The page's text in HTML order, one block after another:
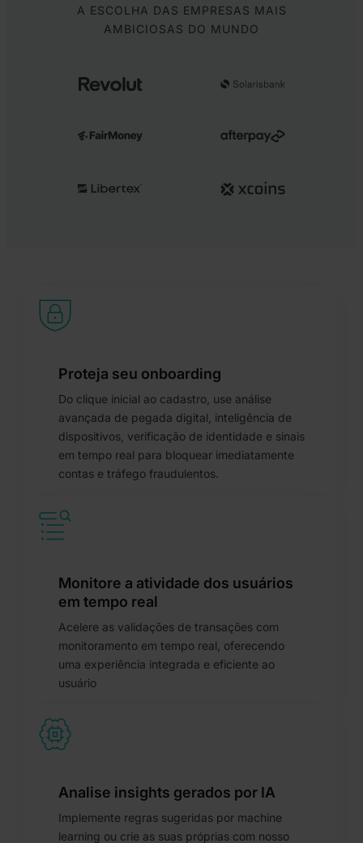
A ESCOLHA DAS EMPRESAS MAIS
AMBICIOSAS DO MUNDO
Proteja seu onboarding
Do clique inicial ao cadastro, use análise
avançada de pegada digital, inteligência de
dispositivos, verificação de identidade e sinais
em tempo real para bloquear imediatamente
contas e tráfego fraudulentos.
Monitore a atividade dos usuários
em tempo real
Acelere as validações de transações com
monitoramento em tempo real, oferecendo
uma experiência integrada e eficiente ao
usuário
Analise insights gerados por IA
Implemente regras sugeridas por machine
learning ou crie as suas próprias com nosso